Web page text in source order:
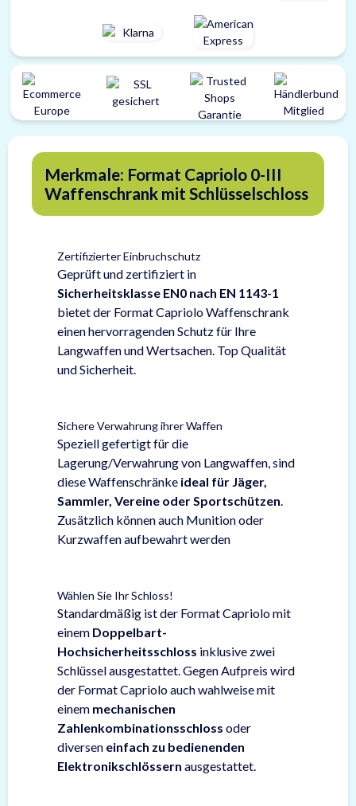
Merkmale: Format Capriolo 0-III
Waffenschrank mit Schlüsselschloss
Zertifizierter Einbruchschutz
Geprüft und zertifiziert in
Sicherheitsklasse EN0 nach EN 1143-1
bietet der Format Capriolo Waffenschrank
einen hervorragenden Schutz für Ihre
Langwaffen und Wertsachen. Top Qualität
und Sicherheit.
Sichere Verwahrung ihrer Waffen
Speziell gefertigt für die
Lagerung/Verwahrung von Langwaffen, sind
diese Waffenschränke ideal für Jäger,
Sammler, Vereine oder Sportschützen
Zusätzlich können auch Munition oder
Kurzwaffen aufbewahrt werden
Wählen Sie Ihr Schloss!
Standardmäßig ist der Format Capriolo mit
einem Doppelbart-
Hochsicherheitsschloss inklusive zwei
Schlüssel ausgestattet. Gegen Aufpreis wird
der Format Capriolo auch wahlweise mit
einem mechanischen
Zahlenkombinationsschloss oder
diversen einfach zu bedienenden
Elektronikschlössern ausgestattet.